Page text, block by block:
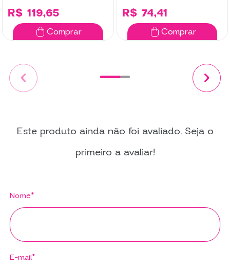
R$ 119,65
Comprar
R$ 74,41
Comprar
Este produto ainda não foi avaliado. Seja o
primeiro a avaliar!
Nome*
E-mail*